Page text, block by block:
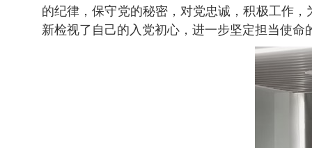
的纪律，保守党的秘密，对党忠诚，积极工作
新检视了自己的入党初心，进一步坚定担当使命